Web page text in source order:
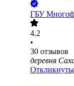
ГБУ
4.2
•
30 отзывов
деревня